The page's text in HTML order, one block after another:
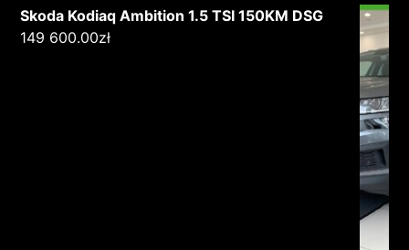
Skoda Kodiaq Ambition 1.5 TSI 150KM DSG
149 600.00zł